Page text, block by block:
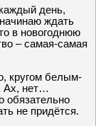
день,
ждать
в новогоднюю
– самая-самая
кругом белым-
Ах, нет…
обязательно
не придётся.